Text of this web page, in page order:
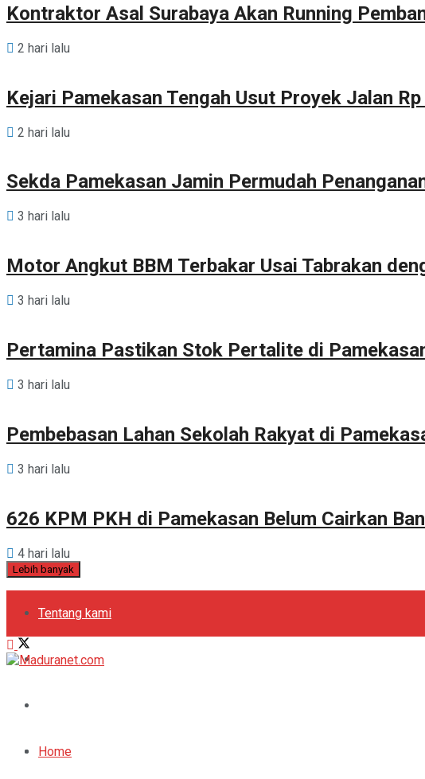
Kontraktor Asal Surabaya Akan Running
2 hari lalu
Kejari Pamekasan Tengah Usut Proyek Jalan
2 hari lalu
Sekda Pamekasan Jamin Permudah
3 hari lalu
Motor Angkut BBM Terbakar Usai Tabrakan
3 hari lalu
Pertamina Pastikan Stok Pertalite di
3 hari lalu
Pembebasan Lahan Sekolah Rakyat di
3 hari lalu
626 KPM PKH di Pamekasan Belum Cairkan
4 hari lalu
Lebih banyak
Tentang kami
Kebijakan Privasi
Periklanan
Home